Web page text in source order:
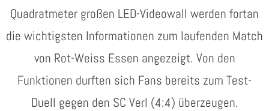
Quadratmeter großen LED-Videowall werden fortan
die wichtigsten Informationen zum laufenden Match
von Rot-Weiss Essen angezeigt. Von den
Funktionen durften sich Fans bereits zum Test-
Duell gegen den SC Verl (4:4) überzeugen.